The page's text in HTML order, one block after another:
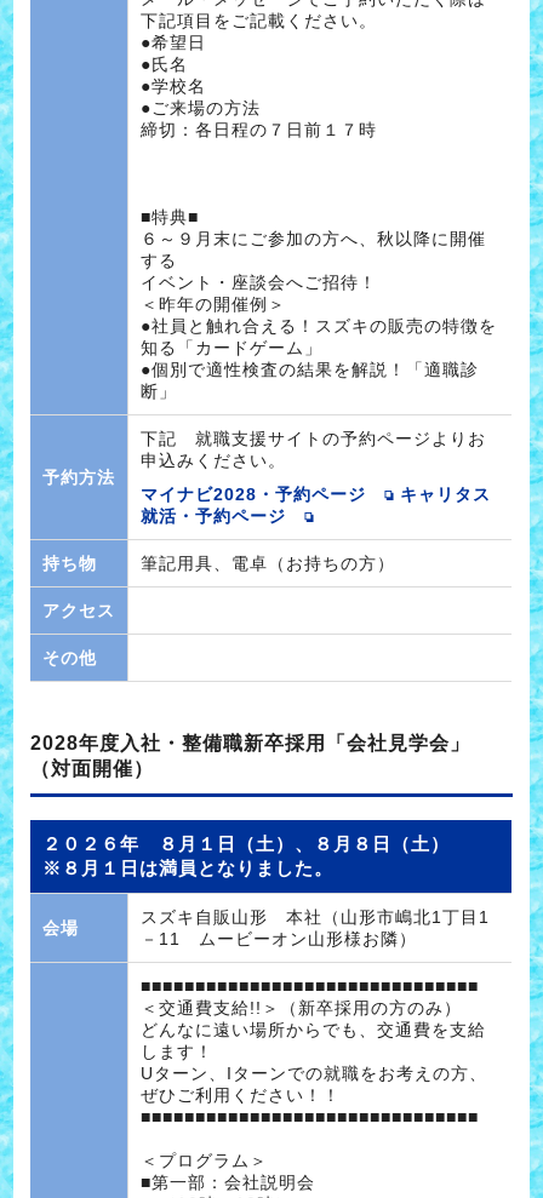
下記項目をご記載ください。
●希望日
●氏名
●学校名
●ご来場の方法
締切：各日程の７日前１７時
■特典■
６～９月末にご参加の方へ、秋以降に開催
する
イベント・座談会へご招待！
＜昨年の開催例＞
●社員と触れ合える！スズキの販売の特徴を
知る「カードゲーム」
●個別で適性検査の結果を解説！「適職診
断」
予約方法
下記 就職支援サイトの予約ページよりお
申込みください。
マイナビ2028・予約ページ
キャリタス
就活・予約ページ
持ち物 筆記用具、電卓（お持ちの方）
アクセス
その他
2028年度入社・整備職新卒採用「会社見学会」
（対面開催）
２０２６年 ８月１日（土）、８月８日（土）
※８月１日は満員となりました。
会場
スズキ自販山形 本社（山形市嶋北1丁目1
－11 ムービーオン山形様お隣）
■■■■■■■■■■■■■■■■■■■■■■■■■■■■■■■
＜交通費支給!!＞（新卒採用の方のみ）
どんなに遠い場所からでも、交通費を支給
します！
Uターン、Iターンでの就職をお考えの方、
ぜひご利用ください！！
■■■■■■■■■■■■■■■■■■■■■■■■■■■■■■■
＜プログラム＞
■第一部：会社説明会